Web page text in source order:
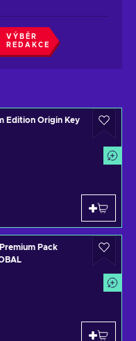
VÝBĚR
REDAKCE
Edition Origin Key
Pack